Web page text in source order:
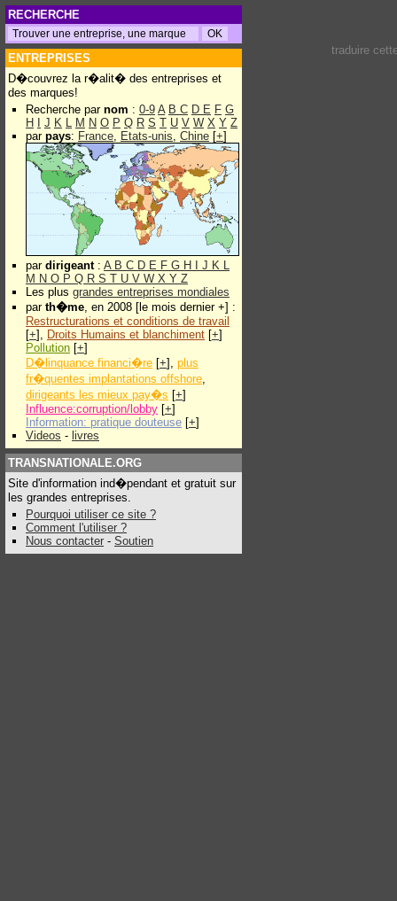
RECHERCHE
ENTREPRISES
D�couvrez la r�alit� des entreprises et
des marques!
Recherche par nom : 0-9 A B C D E F G
H
J K L M N O P Q R S T U V W X Y Z
par pays: France, Etats-unis, Chine [+]
par dirigeant: A B C D E F G H J K L
M N O P Q R S T U V W X Y Z
Les plus grandes entreprises mondiales
par th�me, en 2008 [le mois dernier +] :
Restructurations et conditions de travail
[+], Droits Humains et blanchiment [+]
Pollution [+]
D�linquance financi�re [+], plus
fr�quentes implantations offshore,
dirigeants les mieux pay�s [+]
Influence:corruption/lobby [+]
Information: pratique douteuse [+]
Videos - livres
TRANSNATIONALE.ORG
Site d'information ind�pendant et gratuit sur
les grandes entreprises.
Pourquoi utiliser ce site ?
Comment l'utiliser ?
Nous contacter - Soutien
traduire